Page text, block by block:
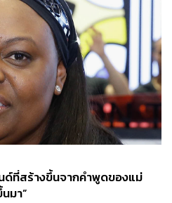
ด์ที่สร้างขึ้นจากคำพูดของแม่
มา”